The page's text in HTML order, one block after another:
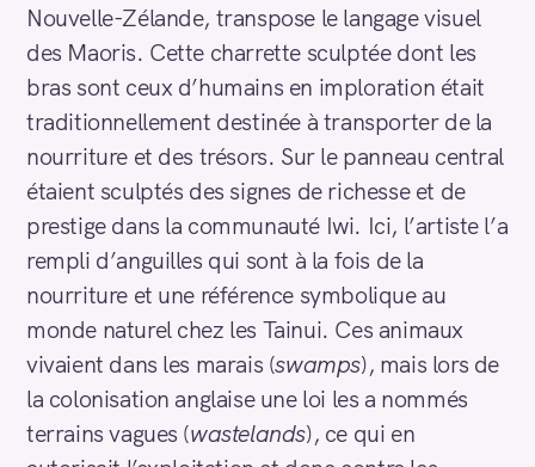
Nouvelle-Zélande, transpose le langage visuel
des Maoris. Cette charrette sculptée dont les
bras sont ceux d’humains en imploration était
traditionnellement destinée à transporter de la
nourriture et des trésors. Sur le panneau central
étaient sculptés des signes de richesse et de
prestige dans la communauté Iwi. Ici, l’artiste l’a
rempli d’anguilles qui sont à la fois de la
nourriture et une référence symbolique au
monde naturel chez les Tainui. Ces animaux
vivaient dans les marais (swamps), mais lors de
la colonisation anglaise une loi les a nommés
terrains vagues (wastelands), ce qui en